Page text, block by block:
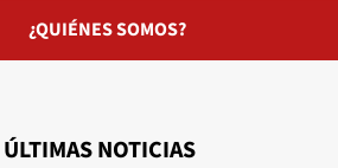
¿QUIÉNES SOMOS?
ÚLTIMAS NOTICIAS